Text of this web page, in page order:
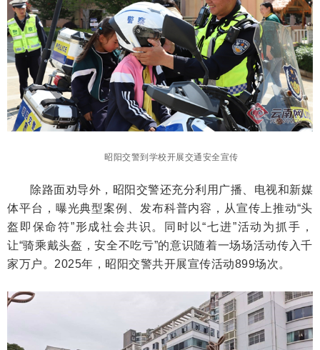
昭阳交警到学校开展交通安全宣传
除路面劝导外，昭阳交警还充分利用广播、电视和新媒
体平台，曝光典型案例、发布科普内容，从宣传上推动“头
盔即保命符”形成社会共识。同时以“七进”活动为抓手，
让“骑乘戴头盔，安全不吃亏”的意识随着一场场活动传入千
家万户。2025年，昭阳交警共开展宣传活动899场次。